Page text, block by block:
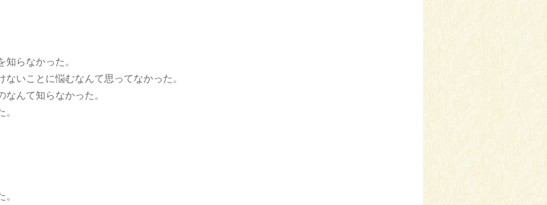
らなかった。
いことに悩むなんて思ってなかった。
んて知らなかった。